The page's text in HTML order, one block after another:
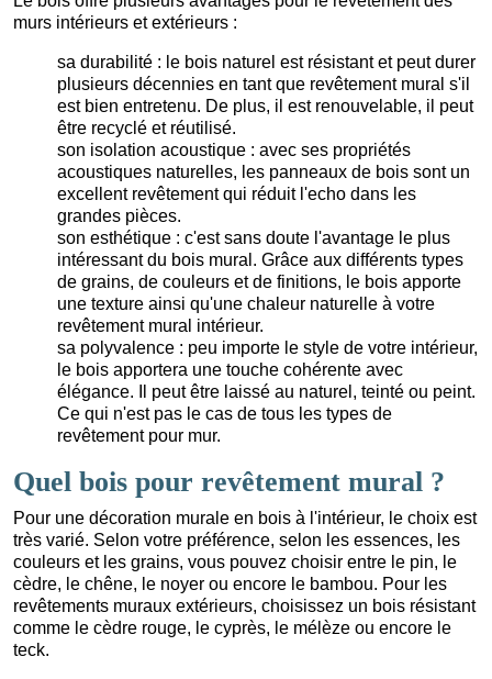
murs intérieurs et extérieurs :
sa durabilité : le bois naturel est résistant et peut durer
plusieurs décennies en tant que revêtement mural s'il
est bien entretenu. De plus, il est renouvelable, il peut
être recyclé et réutilisé.
son isolation acoustique : avec ses propriétés
acoustiques naturelles, les panneaux de bois sont un
excellent revêtement qui réduit l'echo dans les
grandes pièces.
son esthétique : c'est sans doute l'avantage le plus
intéressant du bois mural. Grâce aux différents types
de grains, de couleurs et de finitions, le bois apporte
une texture ainsi qu'une chaleur naturelle à votre
revêtement mural intérieur.
sa polyvalence : peu importe le style de votre intérieur,
le bois apportera une touche cohérente avec
élégance. Il peut être laissé au naturel, teinté ou peint.
Ce qui n'est pas le cas de tous les types de
revêtement pour mur.
Quel bois pour revêtement mural ?
Pour une décoration murale en bois à l'intérieur, le choix est
très varié. Selon votre préférence, selon les essences, les
couleurs et les grains, vous pouvez choisir entre le pin, le
cèdre, le chêne, le noyer ou encore le bambou. Pour les
revêtements muraux extérieurs, choisissez un bois résistant
comme le cèdre rouge, le cyprès, le mélèze ou encore le
teck.